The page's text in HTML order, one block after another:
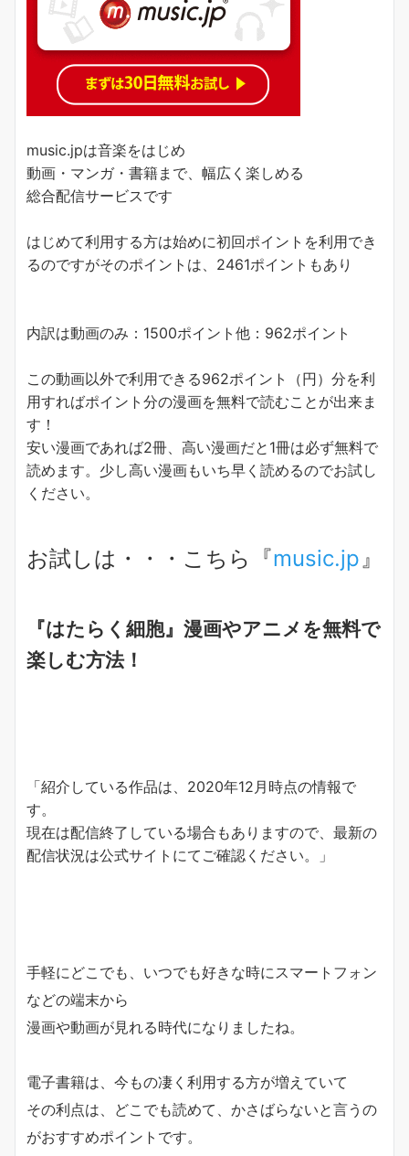
music.jpは音楽をはじめ
動画・マンガ・書籍まで、幅広く楽しめる
総合配信サービスです
はじめて利用する方は始めに初回ポイントを利用でき
るのですがそのポイントは、2461ポイントもあり
内訳は動画のみ：1500ポイント他：962ポイント
この動画以外で利用できる962ポイント（円）分を利
用すればポイント分の漫画を無料で読むことが出来ま
す！
安い漫画であれば2冊、高い漫画だと1冊は必ず無料で
読めます。少し高い漫画もいち早く読めるのでお試し
ください。
お試しは・・・こちら『music.jp 』
『はたらく細胞』漫画やアニメを無料で
楽しむ方法！
「紹介している作品は、2020年12月時点の情報で
す。
現在は配信終了している場合もありますので、最新の
配信状況は公式サイトにてご確認ください。」
手軽にどこでも、いつでも好きな時にスマートフォン
などの端末から
漫画や動画が見れる時代になりましたね。
電子書籍は、今もの凄く利用する方が増えていて
その利点は、 どこでも読めて、かさばらないと言うの
がおすすめポイントです。